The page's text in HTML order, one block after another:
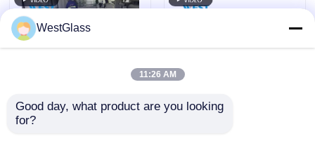
WestGlass
11:26 AM
Good day, what product are you looking
for?